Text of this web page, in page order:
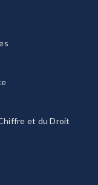
et du Droit